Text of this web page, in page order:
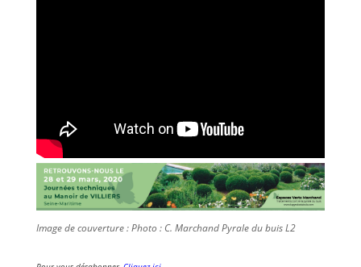
Image de couverture : Photo : C. Marchand Pyrale du buis L2